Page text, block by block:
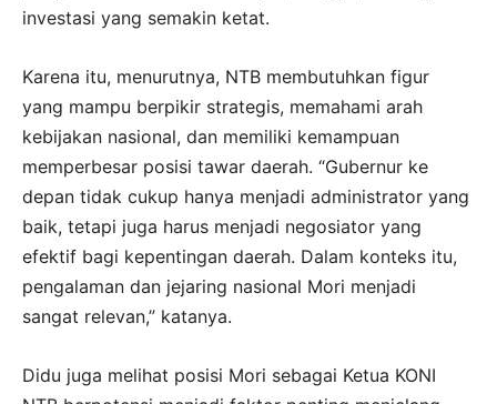
investasi yang semakin ketat.
Karena itu, menurutnya, NTB membutuhkan figur
yang mampu berpikir strategis, memahami arah
kebijakan nasional, dan memiliki kemampuan
memperbesar posisi tawar daerah. “Gubernur ke
depan tidak cukup hanya menjadi administrator yang
baik, tetapi juga harus menjadi negosiator yang
efektif bagi kepentingan daerah. Dalam konteks itu,
pengalaman dan jejaring nasional Mori menjadi
sangat relevan,” katanya.
Didu juga melihat posisi Mori sebagai Ketua KONI